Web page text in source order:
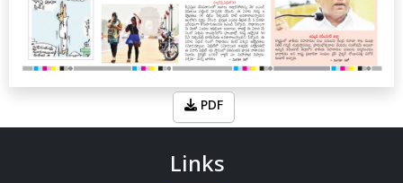
PDF
Links